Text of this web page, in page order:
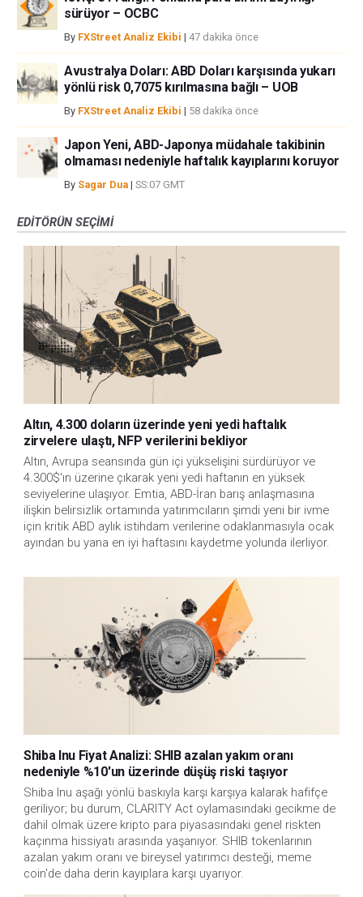
sürüyor – OCBC
By FXStreet Analiz Ekibi | 47 dakika önce
Avustralya Doları: ABD Doları karşısında yukarı
yönlü risk 0,7075 kırılmasına bağlı – UOB
By FXStreet Analiz Ekibi | 58 dakika önce
Japon Yeni, ABD-Japonya müdahale takibinin
olmaması nedeniyle haftalık kayıplarını koruyor
By Sagar Dua | SS:07 GMT
EDITÖRÜN SEÇIMI
Altın, 4.300 doların üzerinde yeni yedi haftalık
zirvelere ulaştı, NFP verilerini bekliyor
Altın, Avrupa seansında gün içi yükselişini sürdürüyor ve
4.300$'ın üzerine çıkarak yeni yedi haftanın en yüksek
seviyelerine ulaşıyor. Emtia, ABD-İran barış anlaşmasına
ilişkin belirsizlik ortamında yatırımcıların şimdi yeni bir ivme
için kritik ABD aylık istihdam verilerine odaklanmasıyla ocak
ayından bu yana en iyi haftasını kaydetme yolunda ilerliyor.
Shiba Inu Fiyat Analizi: SHIB azalan yakım oranı
nedeniyle %10'un üzerinde düşüş riski taşıyor
Shiba Inu aşağı yönlü baskıyla karşı karşıya kalarak hafifçe
geriliyor; bu durum, CLARITY Act oylamasındaki gecikme de
dahil olmak üzere kripto para piyasasındaki genel riskten
kaçınma hissiyatı arasında yaşanıyor. SHIB tokenlarının
azalan yakım oranı ve bireysel yatırımcı desteği, meme
coin'de daha derin kayıplara karşı uyarıyor.